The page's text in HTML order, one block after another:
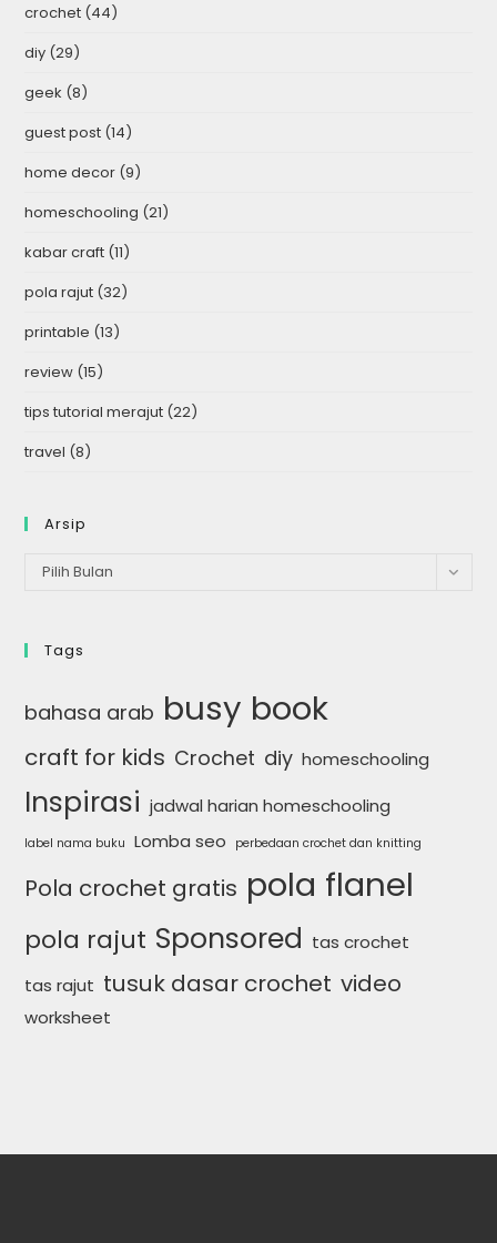
crochet (44)
diy (29)
geek (8)
guest post (14)
home decor (9)
homeschooling (21)
kabar craft (11)
pola rajut (32)
printable (13)
review (15)
tips tutorial merajut (22)
travel (8)
Arsip
Arsip
Pilih Bulan
Tags
bahasa arab busy book
craft for kids Crochet diy homeschooling
Inspirasi jadwal harian homeschooling
label nama buku Lomba seo perbedaan crochet dan knitting
Pola crochet gratis pola flanel
pola rajut Sponsored tas crochet
tas rajut tusuk dasar crochet video
worksheet